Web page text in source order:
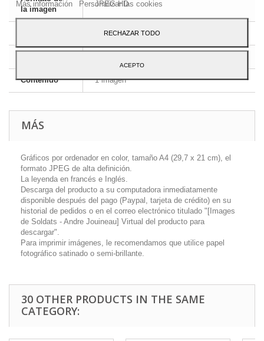
la imagen
JPEG HD
A4 - 29,7 x 21 cm
Contenido 1 imagen
MÁS
Gráficos por ordenador en color, tamaño A4 (29,7 x 21 cm), el
formato JPEG de alta definición.
La leyenda en francés e Inglés.
Descarga del producto a su computadora inmediatamente
disponible después del pago (Paypal, tarjeta de crédito) en su
historial de pedidos o en el correo electrónico titulado "[Images
de Soldats - Andre Jouineau] Virtual del producto para
descargar".
Para imprimir imágenes, le recomendamos que utilice papel
fotográfico satinado o semi-brillante.
30 OTHER PRODUCTS IN THE SAME
CATEGORY:
Más información
Personalizar las cookies
RECHAZAR TODO
ACEPTO